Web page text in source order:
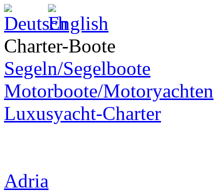
Charter-Boote
Segeln/Segelboote
Motorboote/Motoryachten
Luxusyacht-Charter
Adria